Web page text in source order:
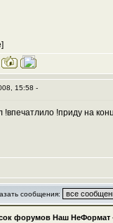
15:58 -
!впечатлило !приду на
сообщения:
форумов Наш НеФормат